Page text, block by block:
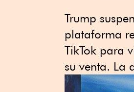
Trump
plataforma
TikTok para
su venta. La